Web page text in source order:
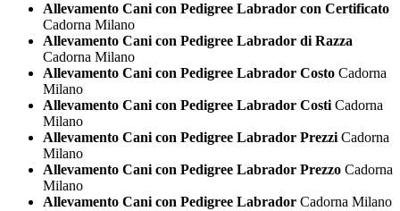
Allevamento Cani con Pedigree Labrador con Certificato
Cadorna Milano
Allevamento Cani con Pedigree Labrador di Razza
Cadorna Milano
Allevamento Cani con Pedigree Labrador Costo Cadorna
Milano
Allevamento Cani con Pedigree Labrador Costi Cadorna
Milano
Allevamento Cani con Pedigree Labrador Prezzi Cadorna
Milano
Allevamento Cani con Pedigree Labrador Prezzo Cadorna
Milano
Allevamento Cani con Pedigree Labrador Cadorna Milano